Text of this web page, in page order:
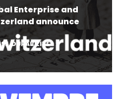
Enterprise and
announce
, DURABILITÉ